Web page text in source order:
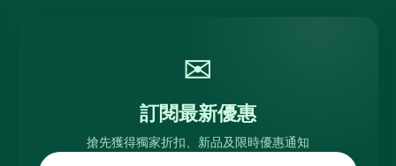
✉
訂閱最新優惠
搶先獲得獨家折扣、新品及限時優惠通知